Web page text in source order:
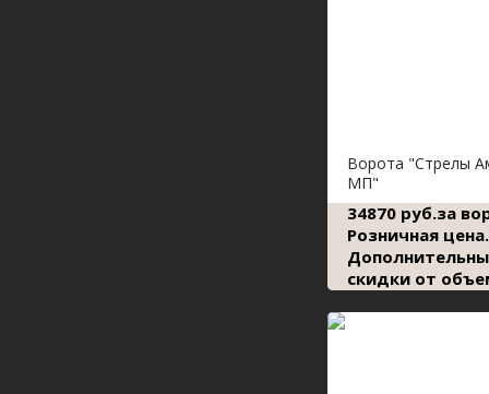
Ворота "Стрелы
МП"
34870 руб.за
Розничная цена.
скидки от